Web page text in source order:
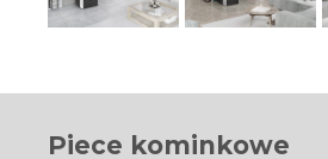
Piece kominkowe